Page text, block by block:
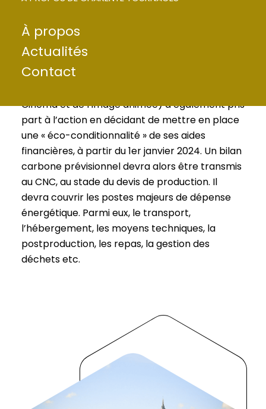
À propos
Actualités
Contact
filière.
PROBLÉMATIQUE
ENVIRONNEMENTALE
Cinéma et de l’image animée) a également pris
part à l’action en décidant de mettre en place
une « éco-conditionnalité » de ses aides
financières, à partir du 1er janvier 2024. Un bilan
carbone prévisionnel devra alors être transmis
au CNC, au stade du devis de production. Il
devra couvrir les postes majeurs de dépense
énergétique. Parmi eux, le transport,
l’hébergement, les moyens techniques, la
postproduction, les repas, la gestion des
déchets etc.